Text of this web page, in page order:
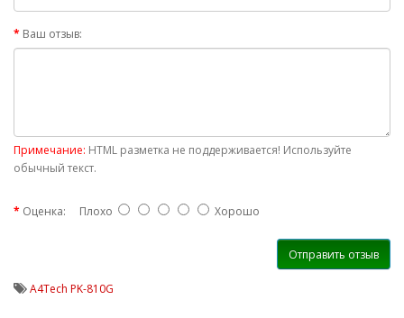
Ваш отзыв:
Примечание: HTML разметка не поддерживается! Используйте
обычный текст.
Оценка: Плохо Хорошо
Отправить отзыв
A4Tech PK-810G